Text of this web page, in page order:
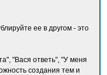
ее в другом - это
"Вася ответь", "У меня
создания тем и